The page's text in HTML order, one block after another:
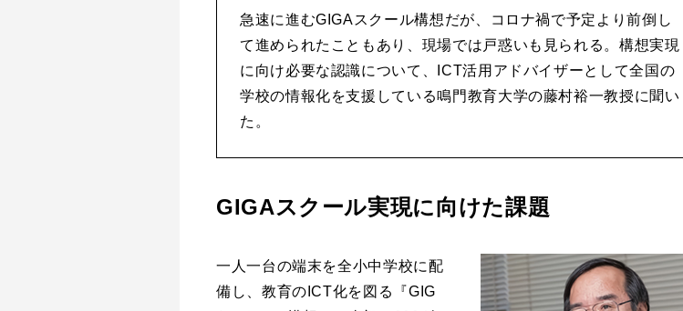
急速に進むGIGAスクール構想だが、コロナ禍で予定より前倒し
て進められたこともあり、現場では戸惑いも見られる。構想実現
に向け必要な認識について、ICT活用アドバイザーとして全国の
学校の情報化を支援している鳴門教育大学の藤村裕一教授に聞い
た。
GIGAスクール実現に向けた課題
一人一台の端末を全小中学校に配
備し、教育のICT化を図る『GIG